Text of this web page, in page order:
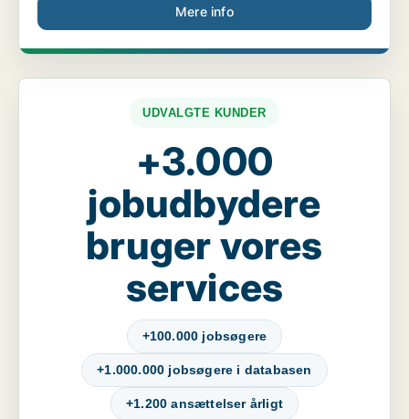
Mere info
UDVALGTE KUNDER
+3.000
jobudbydere
bruger vores
services
+100.000 jobsøgere
+1.000.000 jobsøgere i databasen
+1.200 ansættelser årligt